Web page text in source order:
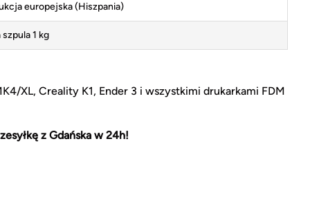
europejska (Hiszpania)
1 kg
XL, Creality K1, Ender 3 i wszystkimi drukarkami FDM
z Gdańska w 24h!